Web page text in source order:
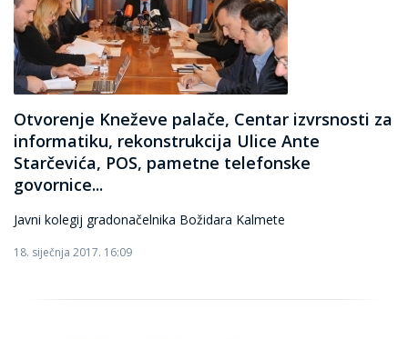
Otvorenje Kneževe palače, Centar izvrsnosti za
informatiku, rekonstrukcija Ulice Ante
Starčevića, POS, pametne telefonske
govornice...
Javni kolegij gradonačelnika Božidara Kalmete
18. siječnja 2017. 16:09